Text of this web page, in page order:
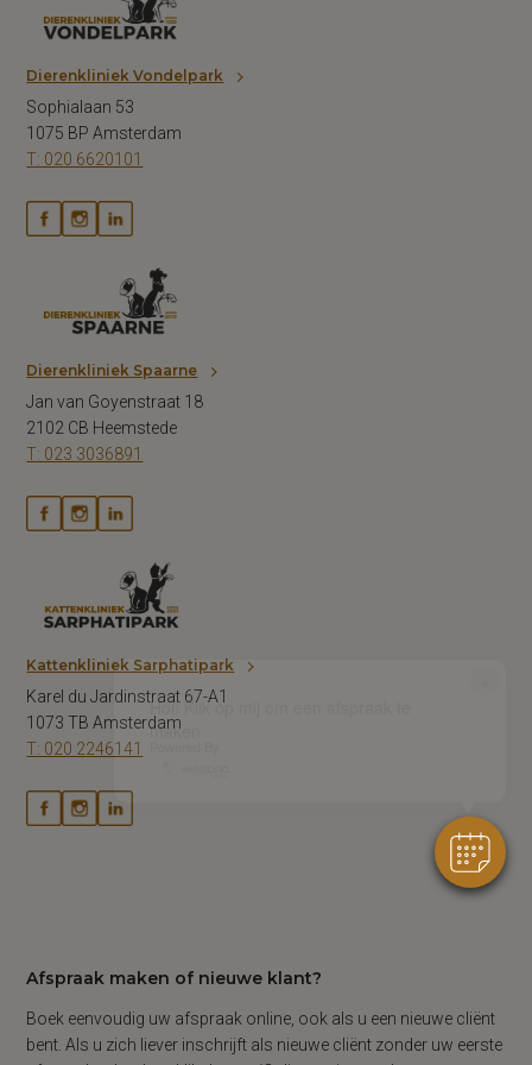
Hoi! Klik op mij om een ​​afspraak te
maken
Dierenkliniek Vondelpark
Sophialaan 53
1075 BP Amsterdam
T: 020 6620101
Dierenkliniek Spaarne
Jan van Goyenstraat 18
2102 CB Heemstede
T: 023 3036891
Kattenkliniek Sarphatipark
Karel du Jardinstraat 67-A1
1073 TB Amsterdam
T: 020 2246141
Afspraak maken of nieuwe klant?
Boek eenvoudig uw afspraak online, ook als u een nieuwe cliënt
bent. Als u zich liever inschrijft als nieuwe cliënt zonder uw eerste